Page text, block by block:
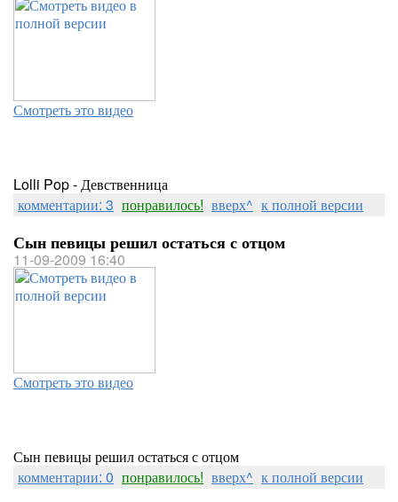
Смотреть это видео
Lolli Pop - Девственница
комментарии: 3 понравилось! вверх^ к полной версии
Сын певицы решил остаться с отцом
11-09-2009 16:40
Смотреть это видео
Сын певицы решил остаться с отцом
комментарии: 0 понравилось! вверх^ к полной версии